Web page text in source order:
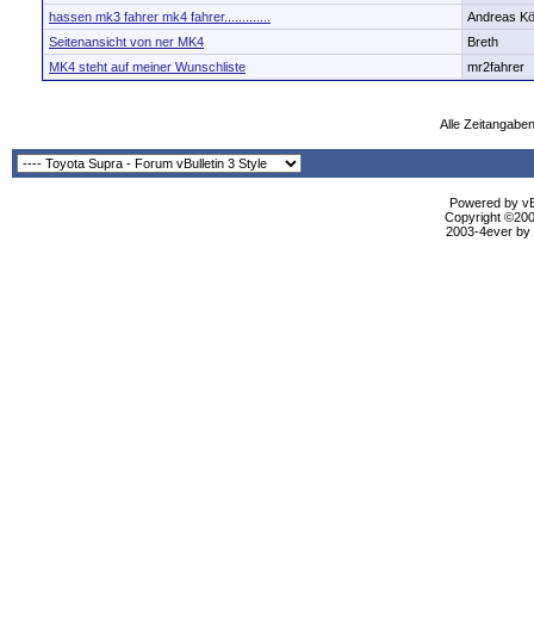
hassen mk3 fahrer mk4 fahrer.............
Andreas
Seitenansicht von ner MK4
Breth
MK4 steht auf meiner Wunschliste
mr2fahrer
Alle
Powered by
Copyright
2003-4ever by